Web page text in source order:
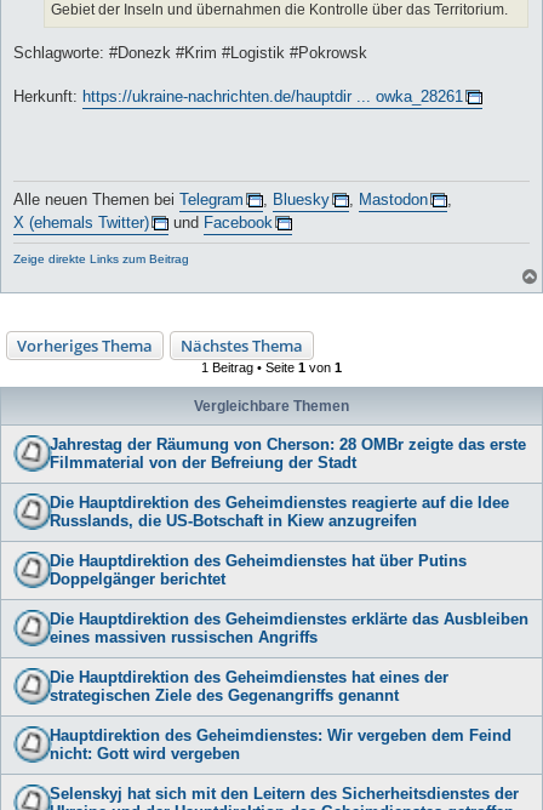
Gebiet der Inseln und übernahmen die Kontrolle über das Territorium.
Schlagworte: #Donezk #Krim #Logistik #Pokrowsk
Herkunft: https://ukraine-nachrichten.de/hauptdir ... owka_28261
Alle neuen Themen bei Telegram , Bluesky , Mastodon
,
X (ehemals Twitter)
und Facebook
Zeige direkte Links zum Beitrag
Vorheriges Thema Nächstes Thema
1 Beitrag • Seite 1 von 1
Vergleichbare Themen
Jahrestag der Räumung von Cherson: 28 OMBr zeigte das erste
Filmmaterial von der Befreiung der Stadt
Die Hauptdirektion des Geheimdienstes reagierte auf die Idee
Russlands, die US-Botschaft in Kiew anzugreifen
Die Hauptdirektion des Geheimdienstes hat über Putins
Doppelgänger berichtet
Die Hauptdirektion des Geheimdienstes erklärte das Ausbleiben
eines massiven russischen Angriffs
Die Hauptdirektion des Geheimdienstes hat eines der
strategischen Ziele des Gegenangriffs genannt
Hauptdirektion des Geheimdienstes: Wir vergeben dem Feind
nicht: Gott wird vergeben
Selenskyj hat sich mit den Leitern des Sicherheitsdienstes der